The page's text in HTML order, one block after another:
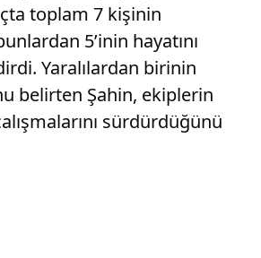
toplam 7 kişinin
5’inin hayatını
Yaralılardan birinin
belirten Şahin, ekiplerin
sürdürdüğünü